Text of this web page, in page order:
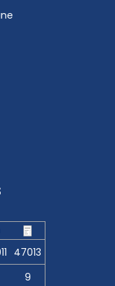
47013
9